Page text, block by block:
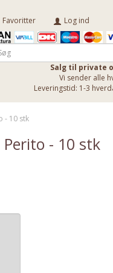
Favoritter Log ind
Salg til private
Vi sender alle
Leveringstid: 1-3
- 10 stk
- 10 stk